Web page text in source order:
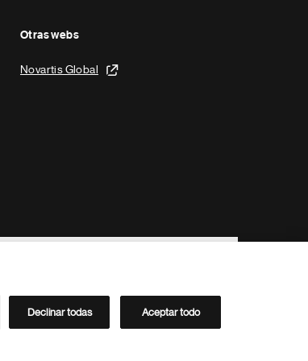
Otras webs
Novartis Global
Directorio de Novartis
Declinar todas Aceptar todo